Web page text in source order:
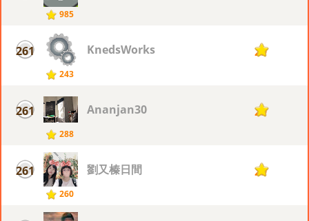
985
261
243
KnedsWorks 29
261
288
Ananjan30 29
261
260
劉又榛日間 29